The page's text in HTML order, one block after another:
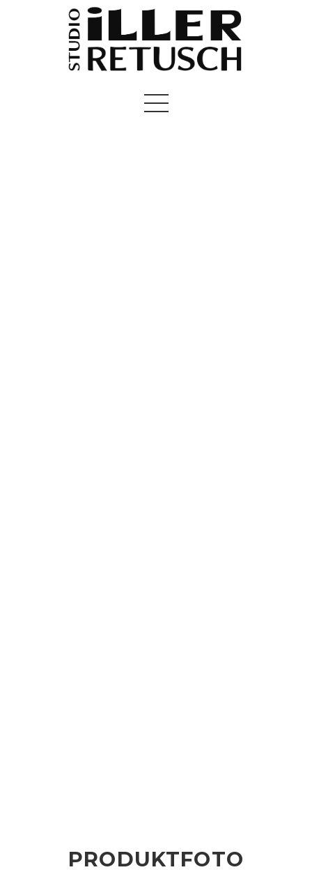
PRODUKTFOTO